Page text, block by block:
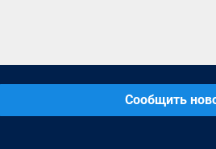
Сообщить